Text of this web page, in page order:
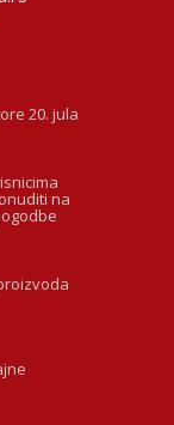
20. jula
na